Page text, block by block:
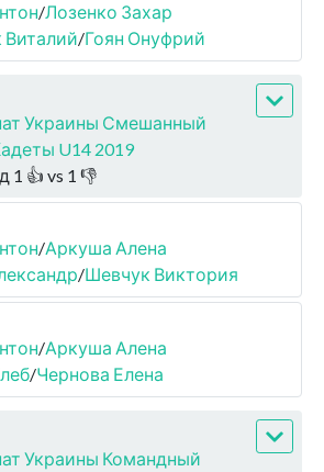
/Лозенко Захар
Виталий/Гоян Онуфрий
Украины Смешанный
U14 2019
1 👍 vs 1 👎
/Аркуша Алена
/Шевчук Виктория
/Аркуша Алена
/Чернова Елена
Украины Командный